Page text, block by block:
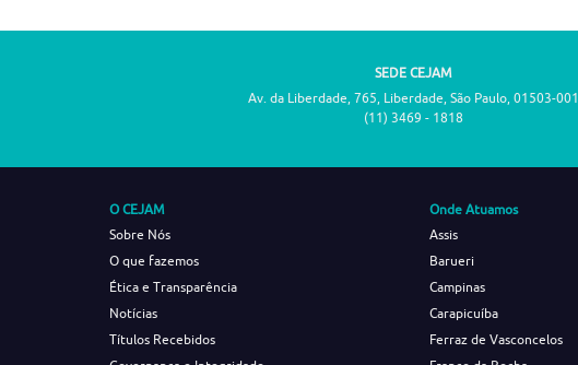
SEDE CEJAM
Av. da Liberdade, 765, Liberdade, São Paulo, 01503-001
(11) 3469 - 1818
O CEJAM
Sobre Nós
O que fazemos
Ética e Transparência
Notícias
Títulos Recebidos
Onde Atuamos
Assis
Barueri
Campinas
Carapicuíba
Ferraz de Vasconcelos